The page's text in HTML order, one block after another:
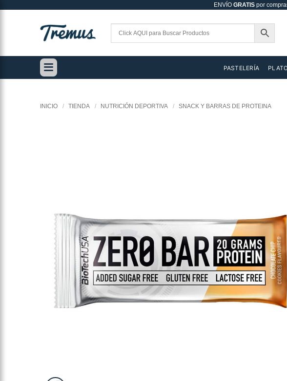
ENVÍO GRATISpor
PASTELERÍA
INICIO / TIENDA / NUTRICIÓN DEPORTIVA / SNACK Y BARRAS DE PROTEINA